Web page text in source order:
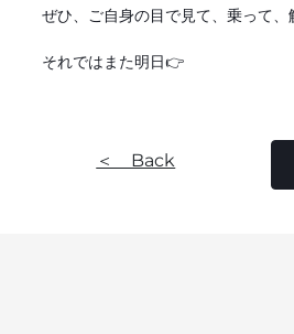
ぜひ、ご自身の目で見て、乗って、
それではまた明日👉
＜ Back